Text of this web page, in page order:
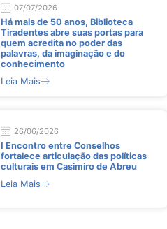
07/07/2026
Há mais de 50 anos, Biblioteca
Tiradentes abre suas portas para
quem acredita no poder das
palavras, da imaginação e do
conhecimento
Leia Mais
26/06/2026
I Encontro entre Conselhos
fortalece articulação das políticas
culturais em Casimiro de Abreu
Leia Mais